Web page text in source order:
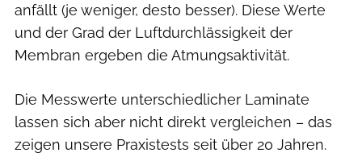
anfällt (je weniger, desto besser). Diese Werte
und der Grad der Luftdurchlässigkeit der
Membran ergeben die Atmungsaktivität.
Die Messwerte unterschiedlicher Laminate
lassen sich aber nicht direkt vergleichen – das
zeigen unsere Praxistests seit über 20 Jahren.